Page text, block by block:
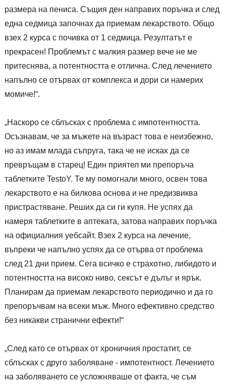
размера на пениса. Същия ден направих поръчка и след
една седмица започнах да приемам лекарството. Общо
взех 2 курса с почивка от 1 седмица. Резултатът е
прекрасен! Проблемът с малкия размер вече не ме
притеснява, а потентността е отлична. След лечението
напълно се отървах от комплекса и дори си намерих
момиче!“.
„Наскоро се сблъсках с проблема с импотентността.
Осъзнавам, че за мъжете на възраст това е неизбежно,
но аз имам млада съпруга, така че не исках да се
превръщам в старец! Един приятел ми препоръча
таблетките TestoY. Те му помогнали много, освен това
лекарството е на билкова основа и не предизвиква
пристрастяване. Реших да си ги купя. Не успях да
намеря таблетките в аптеката, затова направих поръчка
на официалния уебсайт. Взех 2 курса на лечение,
въпреки че напълно успях да се отърва от проблема
след 21 дни прием. Сега всичко е страхотно, либидото и
потентността на високо ниво, сексът е дълъг и ярък.
Планирам да приемам лекарството периодично и да го
препоръчвам на всеки мъж. Много ефективно средство
без никакви странични ефекти!“
„След като се отървах от хроничния простатит, се
сблъсках с друго заболяване - импотентност. Лечението
на заболяването се усложняваше от факта, че съм